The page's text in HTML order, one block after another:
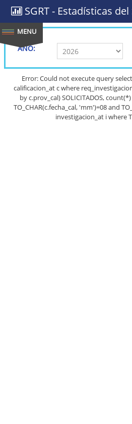
SGRT - Estadísticas
AÑO:
Error: Could not execute query select
calificacion_at c where
by c.prov_cal) SOLICITADOS,
TO_CHAR(c.fecha_cal, 'mm')=08 and
investigacion_at i where